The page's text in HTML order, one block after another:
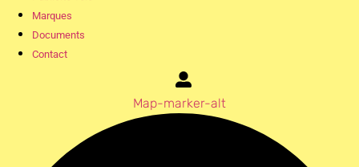
Marques
Documents
Contact
Map-marker-alt